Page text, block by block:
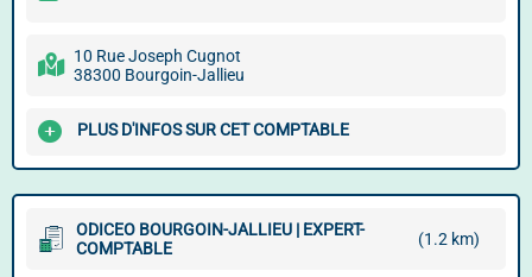
10 Rue Joseph Cugnot
38300 Bourgoin-Jallieu
PLUS D'INFOS SUR CET COMPTABLE
ODICEO BOURGOIN-JALLIEU | EXPERT-
COMPTABLE
(1.2 km)